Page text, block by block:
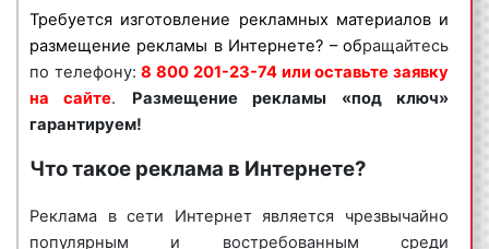
размещению Интернет-рекламы в Орехово-Зуево и
Московской области необходимо обращаться по
телефону:
8 800 201-23-74 или оставить заявку на
.
Размещение рекламы в Интернете «под
ключ» гарантируем!
Специалисты рекламного агентства «Фасад Медиа
Групп» помогут вам разместить рекламу в
Интернете. Нашим агентством выполнено большое
количество заказов. Многие наши клиенты
Требуется изготовление рекламных материалов и
размещение рекламы в Интернете? – обращайтесь
по телефону:8 800 201-23-74 или оставьте заявку
на сайте. Размещение рекламы «под ключ»
гарантируем!
Что такое реклама в Интернете?
Реклама в сети Интернет является чрезвычайно
популярным и востребованным среди